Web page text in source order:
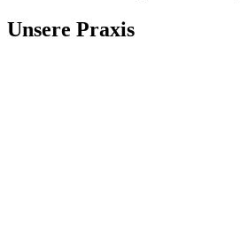
Unsere Praxis